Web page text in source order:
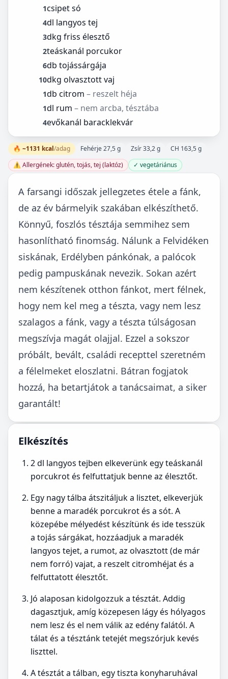
1csipet só
4dl langyos tej
3dkg friss élesztő
2teáskanál porcukor
6db tojássárgája
10dkg olvasztott vaj
1db citrom – reszelt héja
1dl rum – nem arcba, tésztába
4evőkanál baracklekvár
🔥 ~1131 kcal/adag Fehérje 27,5 g Zsír 33,2 g
CH 163,5 g
⚠️ Allergének: glutén, tojás, tej (laktóz)
✓ vegetáriánus
A farsangi időszak jellegzetes étele a fánk,
de az év bármelyik szakában elkészíthető.
Könnyű, foszlós tésztája semmihez sem
hasonlítható finomság. Nálunk a Felvidéken
siskának, Erdélyben pánkónak, a palócok
pedig pampuskának nevezik. Sokan azért
nem készítenek otthon fánkot, mert félnek,
hogy nem kel meg a tészta, vagy nem lesz
szalagos a fánk, vagy a tészta túlságosan
megszívja magát olajjal. Ezzel a sokszor
próbált, bevált, családi recepttel szeretném
a félelmeket eloszlatni. Bátran fogjatok
hozzá, ha betartjátok a tanácsaimat, a siker
garantált!
Elkészítés
2 dl langyos tejben elkeverünk egy teáskanál
porcukrot és felfuttatjuk benne az élesztőt.
Egy nagy tálba átszitáljuk a lisztet, elkeverjük
benne a maradék porcukrot és a sót. A
közepébe mélyedést készítünk és ide tesszük
a tojás sárgákat, hozzáadjuk a maradék
langyos tejet, a rumot, az olvasztott (de már
nem forró) vajat, a reszelt citromhéjat és a
felfuttatott élesztőt.
Jó alaposan kidolgozzuk a tésztát. Addig
dagasztjuk, amíg közepesen lágy és hólyagos
nem lesz és el nem válik az edény falától. A
tálat és a tésztánk tetejét megszórjuk kevés
liszttel.
A tésztát a tálban, egy tiszta konyharuhával